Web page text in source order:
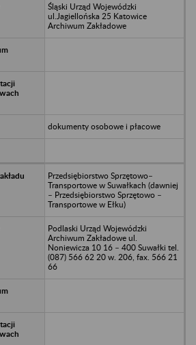
Śląski Urząd Wojewódzki
ul.Jagiellońska 25 Katowice
Archiwum Zakładowe
dokumenty osobowe i płacowe
Przedsiębiorstwo Sprzętowo–
Transportowe w Suwałkach (dawniej
– Przedsiębiorstwo Sprzętowo –
Transportowe w Ełku)
Podlaski Urząd Wojewódzki
Archiwum Zakładowe ul.
Noniewicza 10 16 – 400 Suwałki tel.
(087) 566 62 20 w. 206, fax. 566 21
66